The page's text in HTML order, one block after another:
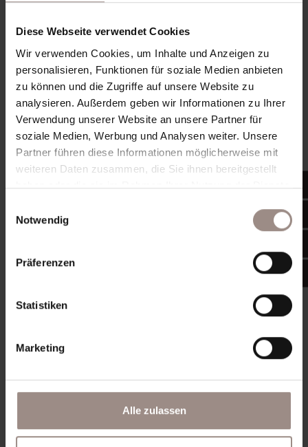
Diese Webseite verwendet Cookies
Wir verwenden Cookies, um Inhalte und Anzeigen zu
personalisieren, Funktionen für soziale Medien anbieten
zu können und die Zugriffe auf unsere Website zu
analysieren. Außerdem geben wir Informationen zu Ihrer
Verwendung unserer Website an unsere Partner für
soziale Medien, Werbung und Analysen weiter. Unsere
Partner führen diese Informationen möglicherweise mit
weiteren Daten zusammen, die Sie ihnen bereitgestellt
haben oder die sie im Rahmen Ihrer Nutzung der Dienste
Notwendig
Präferenzen
Statistiken
Marketing
Alle zulassen
NEU ab Frühling 2026
Yvonne
Hauses, führt Sie zweimal wöchentlich zu
und zu den schönsten Aussichtspunkten des
Pustertales. Sie werden Almen und Gipfel
unsere Heimat erfahren. Nehmen Sie Teil
und lassen Sie sich von Yvonnes
Mehr erfahren